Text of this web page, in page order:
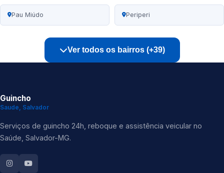
Pau Miúdo Periperi
Ver todos os bairros (+39)
Guincho
Saude, Salvador
Serviços de guincho 24h, reboque e assistência veicular no
Saúde, Salvador-MG.